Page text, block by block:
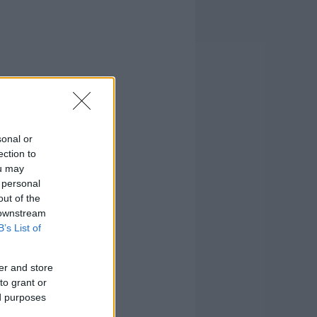
or
to
may
of the
List of
and store
grant or
purposes